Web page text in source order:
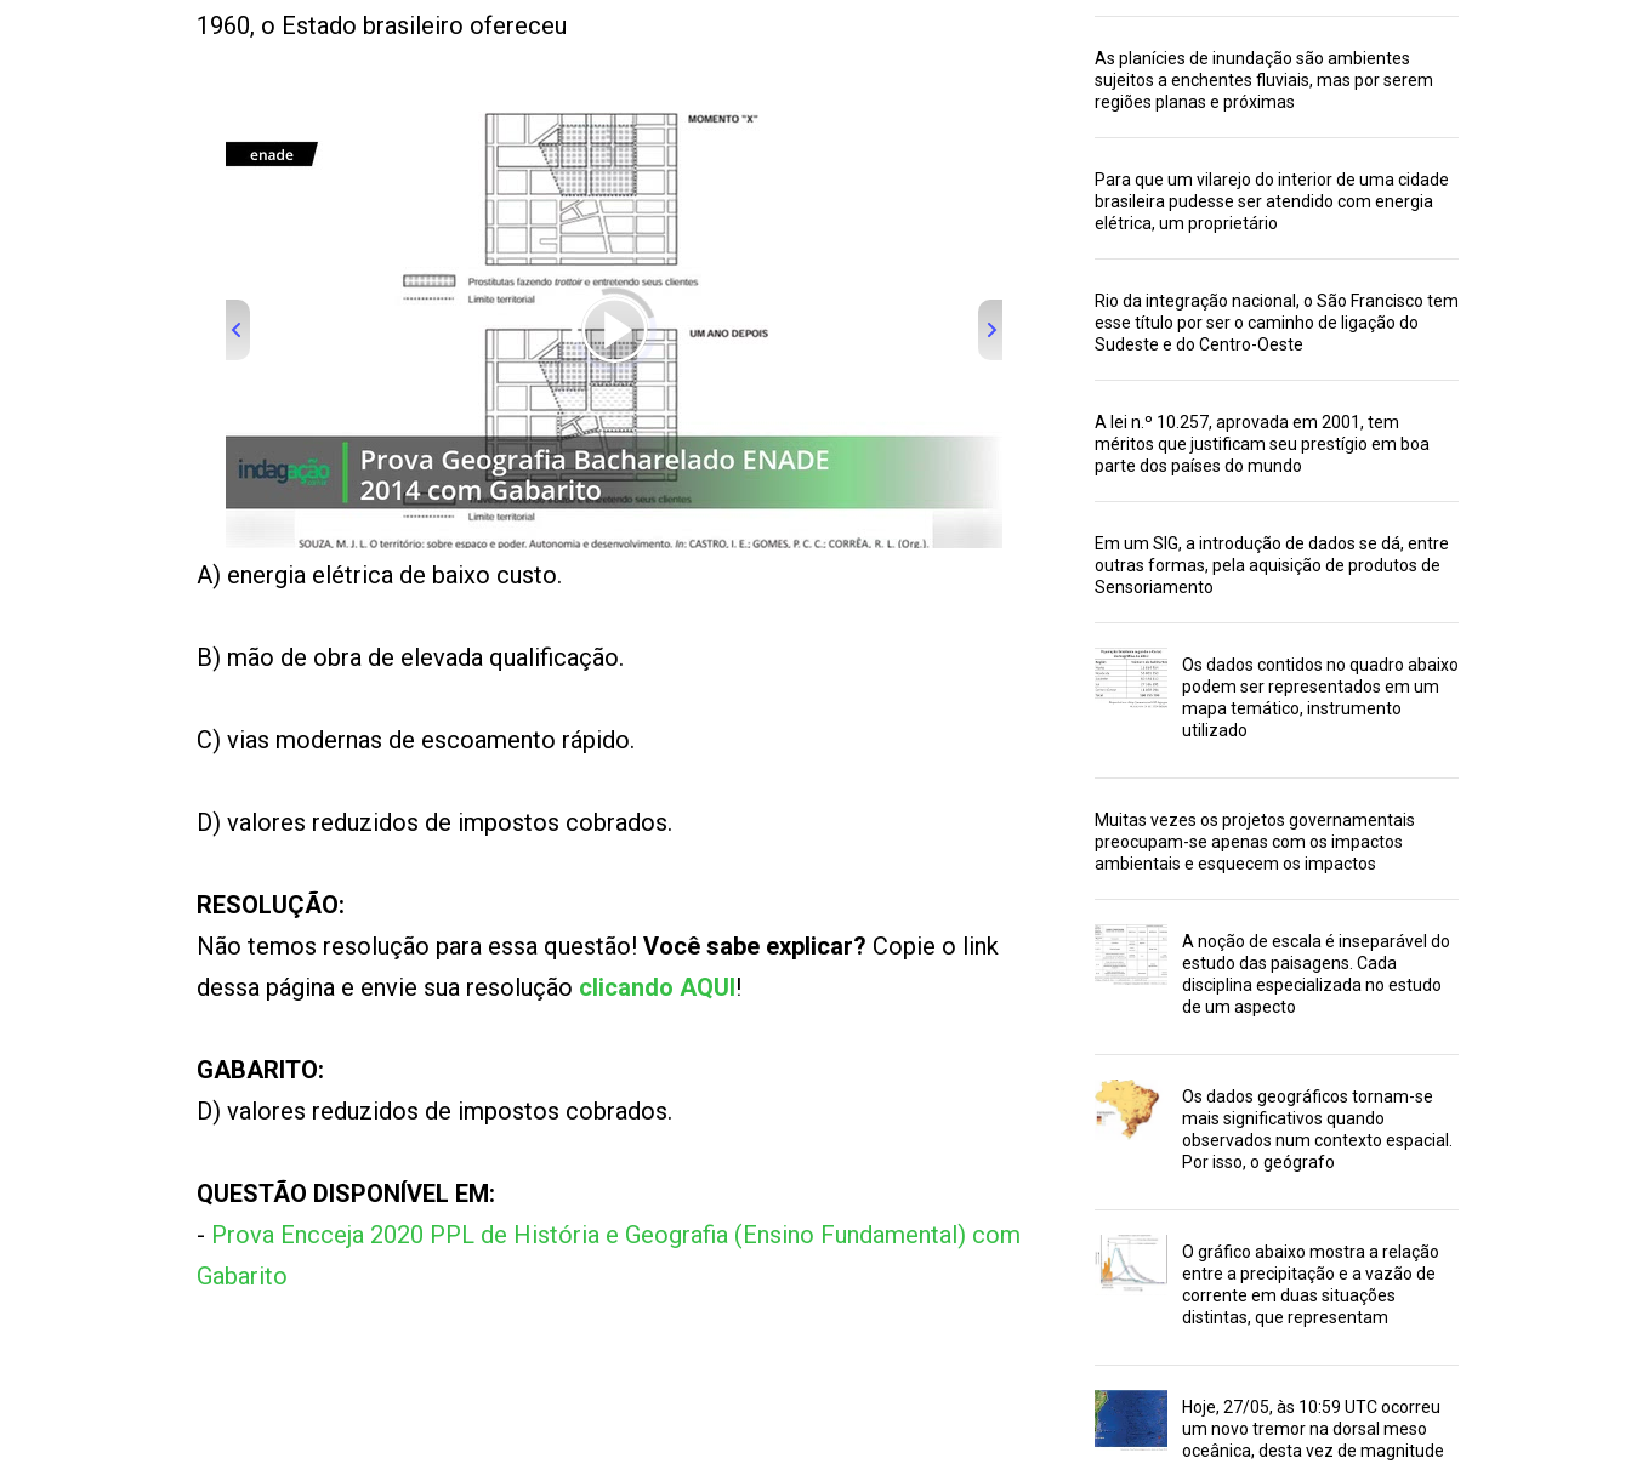
1960, o Estado brasileiro ofereceu
A) energia elétrica de baixo custo.
B) mão de obra de elevada qualificação.
C) vias modernas de escoamento rápido.
D) valores reduzidos de impostos cobrados.
RESOLUÇÃO:
Não temos resolução para essa questão! Você sabe explicar? Copie o link
dessa página e envie sua resolução clicando AQUI!
GABARITO:
D) valores reduzidos de impostos cobrados.
QUESTÃO DISPONÍVEL EM:
- Prova Encceja 2020 PPL de História e Geografia (Ensino Fundamental) com
Gabarito
As planícies de inundação são ambientes
sujeitos a enchentes fluviais, mas por serem
regiões planas e próximas
Para que um vilarejo do interior de uma cidade
brasileira pudesse ser atendido com energia
elétrica, um proprietário
Rio da integração nacional, o São Francisco tem
esse título por ser o caminho de ligação do
Sudeste e do Centro-Oeste
A lei n.º 10.257, aprovada em 2001, tem
méritos que justificam seu prestígio em boa
parte dos países do mundo
Em um SIG, a introdução de dados se dá, entre
outras formas, pela aquisição de produtos de
Sensoriamento
Os dados contidos no quadro abaixo
podem ser representados em um
mapa temático, instrumento
utilizado
Muitas vezes os projetos governamentais
preocupam-se apenas com os impactos
ambientais e esquecem os impactos
A noção de escala é inseparável do
estudo das paisagens. Cada
disciplina especializada no estudo
de um aspecto
Os dados geográficos tornam-se
mais significativos quando
observados num contexto espacial.
Por isso, o geógrafo
O gráfico abaixo mostra a relação
entre a precipitação e a vazão de
corrente em duas situações
distintas, que representam
Hoje, 27/05, às 10:59 UTC ocorreu
um novo tremor na dorsal meso
oceânica, desta vez de magnitude